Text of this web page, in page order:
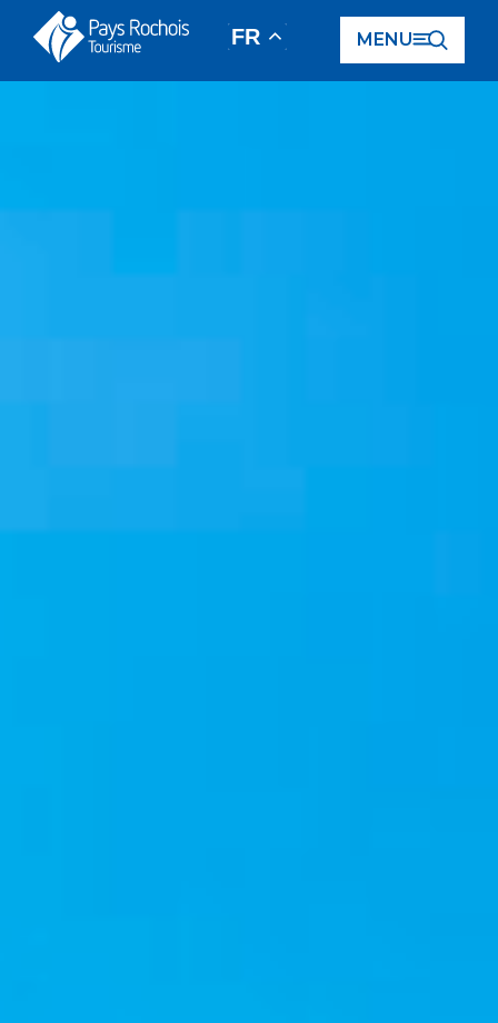
FR MENU
Panneau de gestion des cookies